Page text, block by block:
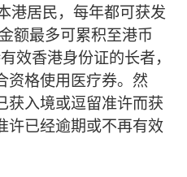
港居民，每年都可获发
额最多可累积至港币
效香港身份证的长者，
资格使用医疗券。然
获入境或逗留准许而获
许已经逾期或不再有效